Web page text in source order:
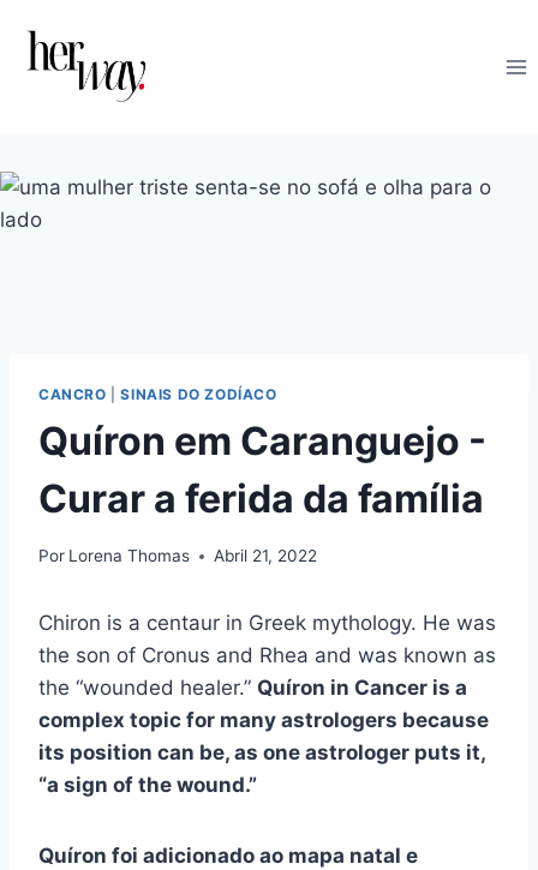
CANCRO |SINAIS DO ZODÍACO
Quíron em Caranguejo -
Curar a ferida da família
Por Lorena Thomas Abril 21, 2022
Chiron is a centaur in Greek mythology. He was
the son of Cronus and Rhea and was known as
the “wounded healer.” Quíron in Cancer is a
complex topic for many astrologers because
its position can be, as one astrologer puts it,
“a sign of the wound.”
Quíron foi adicionado ao mapa natal e